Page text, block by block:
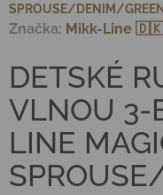
SPROUSE/DENIM/
DETSKÉ
VLNOU 3-
LINE
Značka: Mikk-Line 🇩🇰